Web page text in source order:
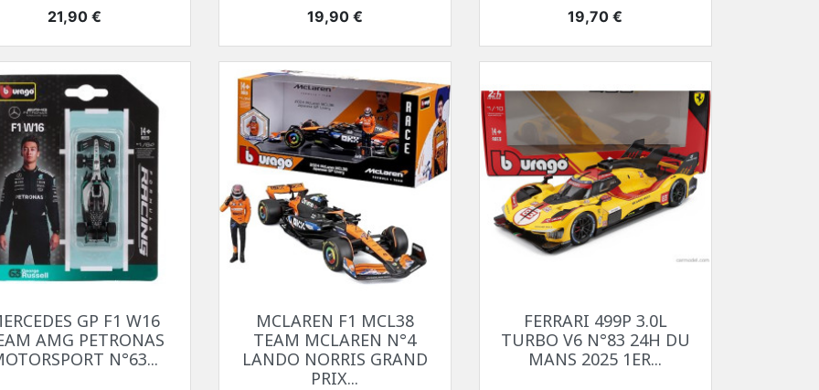
Prix
21,90 € Prix
19,90 € Prix
19,70 €
Aperçu rapideGP F1 W16
AMG PETRONAS
N°63...
Aperçu rapide
MCLAREN F1 MCL38
TEAM MCLAREN N°4
LANDO NORRIS GRAND
PRIX...
Aperçu rapide
FERRARI 499P 3.0L
TURBO V6 N°83 24H DU
MANS 2025 1ER...